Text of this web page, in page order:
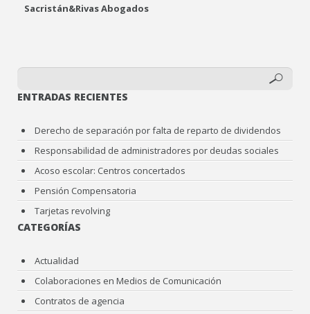
Sacristán&Rivas Abogados
ENTRADAS RECIENTES
Derecho de separación por falta de reparto de dividendos
Responsabilidad de administradores por deudas sociales
Acoso escolar: Centros concertados
Pensión Compensatoria
Tarjetas revolving
CATEGORÍAS
Actualidad
Colaboraciones en Medios de Comunicación
Contratos de agencia